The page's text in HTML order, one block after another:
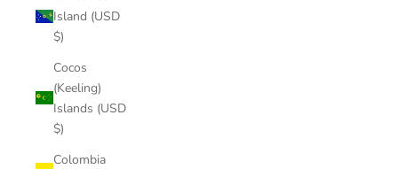
Island (USD
$)
Cocos
(Keeling)
Islands (USD
$)
Colombia